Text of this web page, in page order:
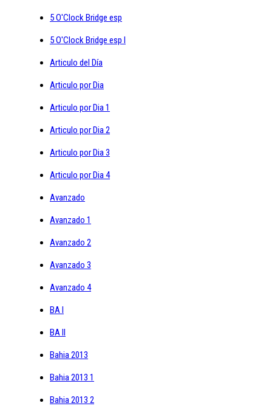
5 O'Clock Bridge esp
5 O'Clock Bridge esp I
Articulo del Día
Articulo por Dia
Articulo por Dia 1
Articulo por Dia 2
Articulo por Dia 3
Articulo por Dia 4
Avanzado
Avanzado 1
Avanzado 2
Avanzado 3
Avanzado 4
BA I
BA II
Bahia 2013
Bahia 2013 1
Bahia 2013 2